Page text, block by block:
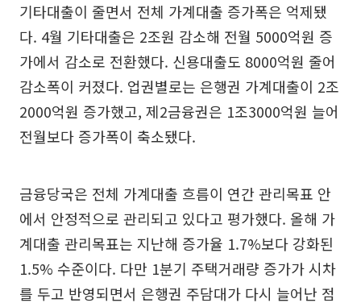
기타대출이 줄면서 전체 가계대출 증가폭은 억제됐
다. 4월 기타대출은 2조원 감소해 전월 5000억원 증
가에서 감소로 전환했다. 신용대출도 8000억원 줄어
감소폭이 커졌다. 업권별로는 은행권 가계대출이 2조
2000억원 증가했고, 제2금융권은 1조3000억원 늘어
전월보다 증가폭이 축소됐다.
금융당국은 전체 가계대출 흐름이 연간 관리목표 안
에서 안정적으로 관리되고 있다고 평가했다. 올해 가
계대출 관리목표는 지난해 증가율 1.7%보다 강화된
1.5% 수준이다. 다만 1분기 주택거래량 증가가 시차
를 두고 반영되면서 은행권 주담대가 다시 늘어난 점